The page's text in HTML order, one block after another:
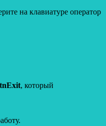
на клавиатуре оператор
, который